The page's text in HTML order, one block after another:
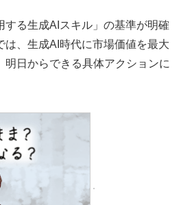
する生成AIスキル」の基準が明確
は、生成AI時代に市場価値を最大
明日からできる具体アクションに